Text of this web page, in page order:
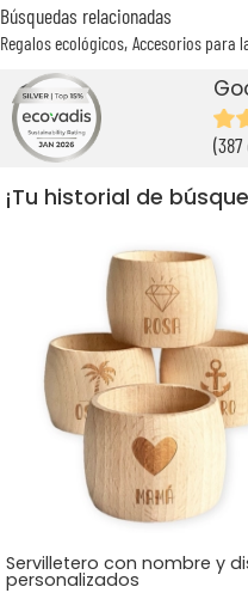
Búsquedas relacionadas
Regalos ecológicos Accesorios para
¡Tu historial de
Servilletero con nombre y
personalizados